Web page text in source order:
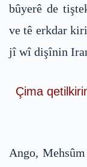
bûyerê de
ve tê erkdar
jî wî dişînin
Çima
Ango,